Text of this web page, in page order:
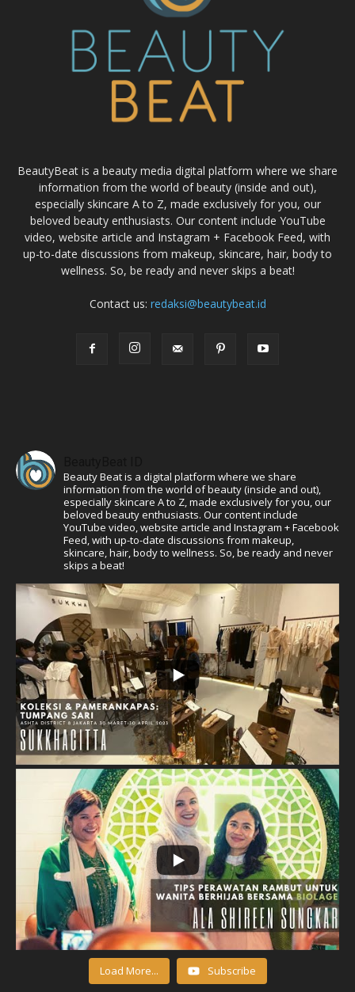
BeautyBeat is a beauty media digital platform where we share
information from the world of beauty (inside and out),
especially skincare A to Z, made exclusively for you, our
beloved beauty enthusiasts. Our content include YouTube
video, website article and Instagram + Facebook Feed, with
up-to-date discussions from makeup, skincare, hair, body to
wellness. So, be ready and never skips a beat!
Contact us: redaksi@beautybeat.id
Beauty Beat is a digital platform where we share
information from the world of beauty (inside and out),
especially skincare A to Z, made exclusively for you, our
beloved beauty enthusiasts. Our content include
YouTube video, website article and Instagram + Facebook
Feed, with up-to-date discussions from makeup,
skincare, hair, body to wellness. So, be ready and never
skips a beat!
Load More... Subscribe